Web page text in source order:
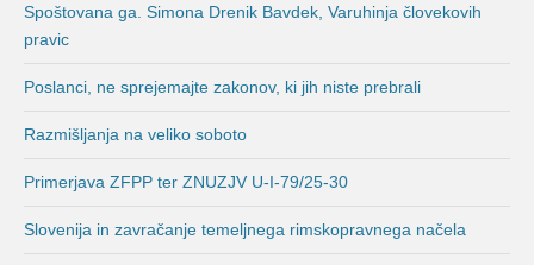
Spoštovana ga. Simona Drenik Bavdek, Varuhinja človekovih
pravic
Poslanci, ne sprejemajte zakonov, ki jih niste prebrali
Razmišljanja na veliko soboto
Primerjava ZFPP ter ZNUZJV U-I-79/25-30
Slovenija in zavračanje temeljnega rimskopravnega načela